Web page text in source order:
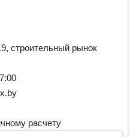
строительный рынок
расчету